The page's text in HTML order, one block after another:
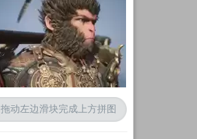
加载中
拖动左边滑块完成上方拼图